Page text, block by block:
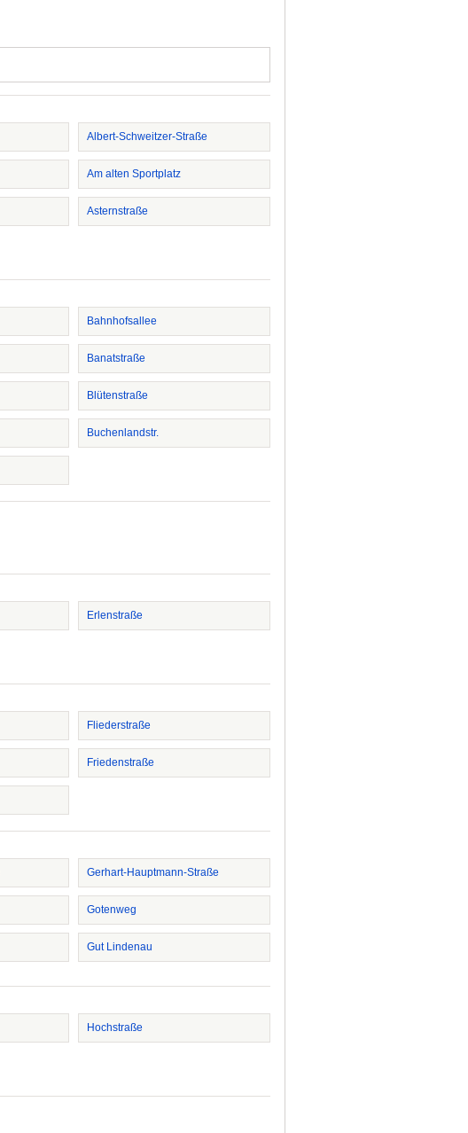
Albert-Schweitzer-Straße
Am alten Sportplatz
Asternstraße
Bahnhofsallee
Banatstraße
Blütenstraße
Buchenlandstr.
Erlenstraße
Fliederstraße
Friedenstraße
Gerhart-Hauptmann-Straße
Gotenweg
Gut Lindenau
Hochstraße